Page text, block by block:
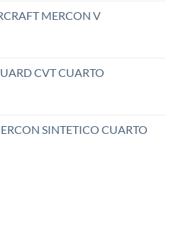
MERCON V
CVT CUARTO
SINTETICO CUARTO